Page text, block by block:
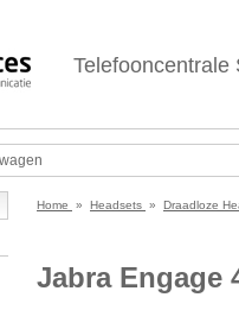
Telefooncentrale
Home » Headsets » Draadloze
Jabra Engage